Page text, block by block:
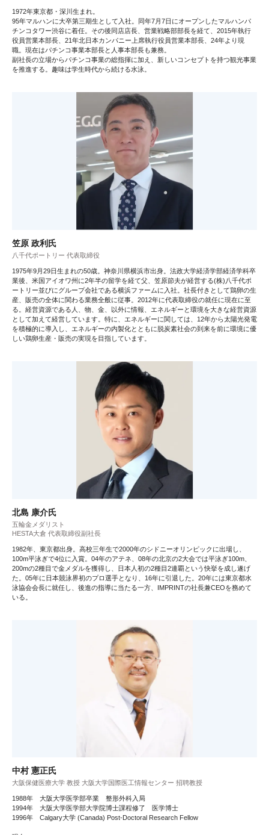
1972年東京都・深川生まれ。
95年マルハンに大卒第三期生として入社。同年7月7日にオープンしたマルハンパ
チンコタワー渋谷に着任。その後同店店長、営業戦略部部長を経て、2015年執行
役員営業本部長、21年北日本カンパニー上席執行役員営業本部長、24年より現
職。現在はパチンコ事業本部長と人事本部長も兼務。
副社長の立場からパチンコ事業の総指揮に加え、新しいコンセプトを持つ観光事業
を推進する。趣味は学生時代から続ける水泳。
笠原 政利氏
八千代ポートリー 代表取締役
1975年9月29日生まれの50歳。神奈川県横浜市出身。法政大学経済学部経済学科卒
業後、米国アイオワ州に2年半の留学を経て父、笠原節夫が経営する(株)八千代ポ
ートリー並びにグループ会社である横浜ファームに入社。社長付きとして鶏卵の生
産、販売の全体に関わる業務全般に従事。2012年に代表取締役の就任に現在に至
る。経営資源である人、物、金、以外に情報、エネルギーと環境を大きな経営資源
として加えて経営しています。特に、エネルギーに関しては、12年から太陽光発電
を積極的に導入し、エネルギーの内製化とともに脱炭素社会の到来を前に環境に優
しい鶏卵生産・販売の実現を目指しています。
北島 康介氏
五輪金メダリスト
HESTA大倉 代表取締役副社長
1982年、東京都出身。高校三年生で2000年のシドニーオリンピックに出場し、
100m平泳ぎで4位に入賞。04年のアテネ、08年の北京の2大会では平泳ぎ100m、
200mの2種目で金メダルを獲得し、日本人初の2種目2連覇という快挙を成し遂げ
た。05年に日本競泳界初のプロ選手となり、16年に引退した。20年には東京都水
泳協会会長に就任し、後進の指導に当たる一方、IMPRINTの社長兼CEOを務めて
いる。
中村 憲正氏
大阪保健医療大学 教授 大阪大学国際医工情報センター 招聘教授
1988年 大阪大学医学部卒業 整形外科入局
1994年 大阪大学医学部大学院博士課程修了 医学博士
1996年 Calgary大学 (Canada) Post-Doctoral Research Fellow